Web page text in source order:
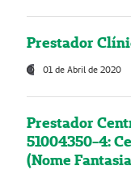
Prestador
01 de Abril de 2020
Prestador
51004350-4:
(Nome